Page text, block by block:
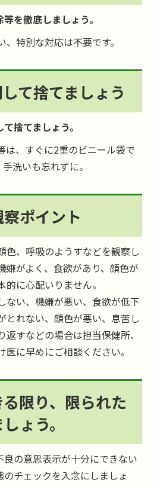
を徹底しましょう。
特別な対応は不要です。
て捨てましょう
捨てましょう。
は、すぐに2重のビニール袋で
洗いも忘れずに。
ポイント
色、呼吸のようすなどを観察し
嫌がよく、食欲があり、顔色が
的に心配いりません。
ない、機嫌が悪い、食欲が低下
とれない、顔色が悪い、息苦し
返すなどの場合は担当保健所、
医に早めにご相談ください。
限り、限られた
ょう。
の意思表示が十分にできない
チェックを入念にしましょ